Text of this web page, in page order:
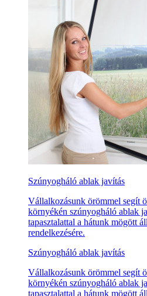
Szúnyogháló ablak javítás
Vállalkozásunk örömmel segít
környékén szúnyogháló ablak
tapasztalattal a hátunk mögött
rendelkezésére.
Szúnyogháló ablak javítás
Vállalkozásunk örömmel segít
környékén szúnyogháló ablak
tapasztalattal a hátunk mögött